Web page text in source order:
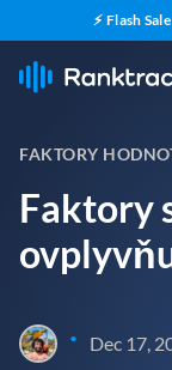
⚡ Flash
FAKTORY
Faktory
• Dec 17,